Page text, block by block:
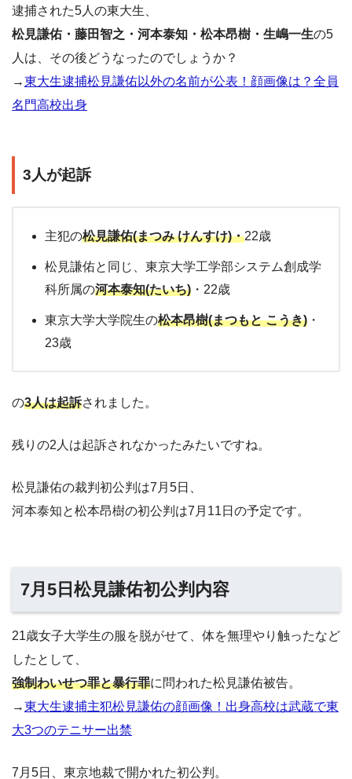
逮捕された5人の東大生、
松見謙佑・藤田智之・河本泰知・松本昂樹・生嶋一生の5
人は、その後どうなったのでしょうか？
→東大生逮捕松見謙佑以外の名前が公表！顔画像は？全員
名門高校出身
3人が起訴
主犯の松見謙佑(まつみ けんすけ)・22歳
松見謙佑と同じ、東京大学工学部システム創成学
科所属の河本泰知(たいち) ・22歳
東京大学大学院生の松本昂樹(まつもと こうき) ・
23歳
の3人は起訴されました。
残りの2人は起訴されなかったみたいですね。
松見謙佑の裁判初公判は7月5日、
河本泰知と松本昂樹の初公判は7月11日の予定です。
7月5日松見謙佑初公判内容
21歳女子大学生の服を脱がせて、体を無理やり触ったなど
したとして、
強制わいせつ罪と暴行罪に問われた松見謙佑被告。
→東大生逮捕主犯松見謙佑の顔画像！出身高校は武蔵で東
大3つのテニサー出禁
7月5日、東京地裁で開かれた初公判。